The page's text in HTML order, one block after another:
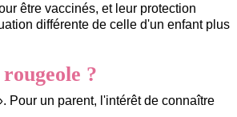
être vaccinés, et leur protection
différente de celle d'un enfant plus
?
Pour un parent, l'intérêt de connaître